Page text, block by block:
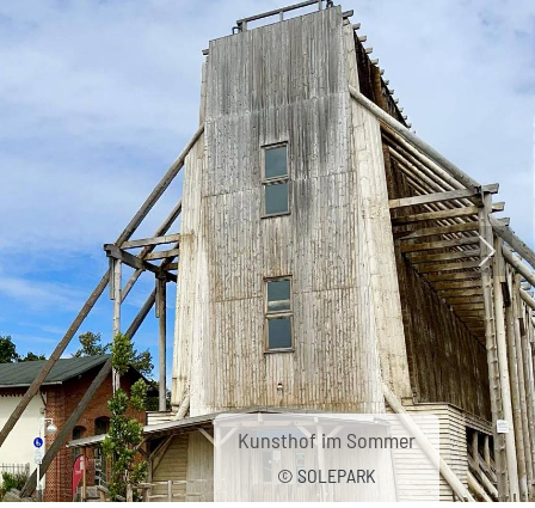
Kunsthof im Sommer
© SOLEPARK